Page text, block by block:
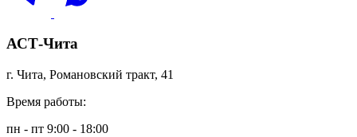
АСТ-Чита
г. Чита, Романовский тракт, 41
Время работы:
пн - пт 9:00 - 18:00